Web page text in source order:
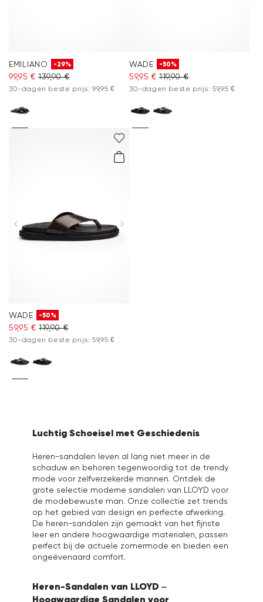
EMILIANO -29%
99,95 € 139,90 €
30-dagen beste prijs: 99,95 €
WADE -50%
59,95 € 119,90 €
30-dagen beste prijs: 59,95 €
WADE -50%
59,95 € 119,90 €
30-dagen beste prijs: 59,95 €
Luchtig Schoeisel met Geschiedenis
Heren-sandalen leven al lang niet meer in de
schaduw en behoren tegenwoordig tot de trendy
mode voor zelfverzekerde mannen. Ontdek de
grote selectie moderne sandalen van LLOYD voor
de modebewuste man. Onze collectie zet trends
op het gebied van design en perfecte afwerking.
De heren-sandalen zijn gemaakt van het fijnste
leer en andere hoogwaardige materialen, passen
perfect bij de actuele zomermode en bieden een
ongeëvenaard comfort.
Heren-Sandalen van LLOYD –
Hoogwaardige Sandalen voor